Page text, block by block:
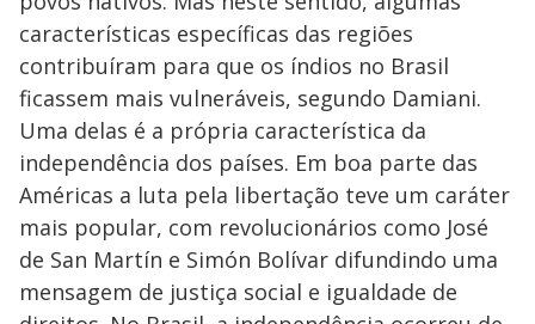
características específicas das regiões
contribuíram para que os índios no Brasil
ficassem mais vulneráveis, segundo Damiani.
Uma delas é a própria característica da
independência dos países. Em boa parte das
Américas a luta pela libertação teve um caráter
mais popular, com revolucionários como José
de San Martín e Simón Bolívar difundindo uma
mensagem de justiça social e igualdade de